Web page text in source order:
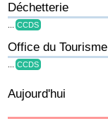
Déchetterie
CCDS
Office du Tourisme
CCDS
Aujourd'hui